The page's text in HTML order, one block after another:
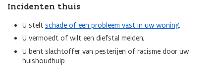
Incidenten thuis
U stelt schade of een probleem vast in uw woning;
U vermoedt of wilt een diefstal melden;
U bent slachtoffer van pesterijen of racisme door uw
huishoudhulp.